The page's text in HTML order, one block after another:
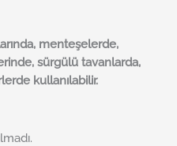
menteşelerde,
sürgülü tavanlarda,
kullanılabilir.